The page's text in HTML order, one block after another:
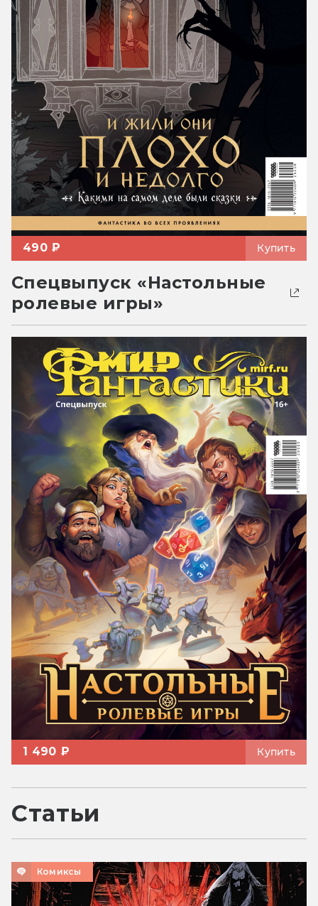
490 ₽ Купить
Спецвыпуск «Настольные
ролевые игры»
1 490 ₽ Купить
Статьи
Комиксы